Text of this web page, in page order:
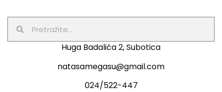
Huga Badalića 2, Subotica
natasamegasu@gmail.com
024/522-447